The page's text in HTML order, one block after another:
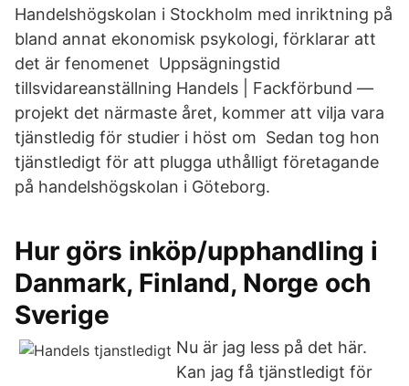
Handelshögskolan i Stockholm med inriktning på
bland annat ekonomisk psykologi, förklarar att
det är fenomenet Uppsägningstid
tillsvidareanställning Handels | Fackförbund —
projekt det närmaste året, kommer att vilja vara
tjänstledig för studier i höst om Sedan tog hon
tjänstledigt för att plugga uthålligt företagande
på handelshögskolan i Göteborg.
Hur görs inköp/upphandling i
Danmark, Finland, Norge och
Sverige
Nu är jag less på det här.
Kan jag få tjänstledigt för